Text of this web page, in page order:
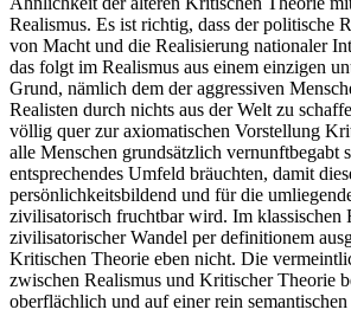
Realismus. Es ist richtig, dass der politische
von Macht und die Realisierung nationaler
das folgt im Realismus aus einem einzigen
Grund, nämlich dem der aggressiven
Realisten durch nichts aus der Welt zu
völlig quer zur axiomatischen Vorstellung
alle Menschen grundsätzlich vernunftbegabt
entsprechendes Umfeld bräuchten, damit
persönlichkeitsbildend und für die
zivilisatorisch fruchtbar wird. Im klassischen
zivilisatorischer Wandel per definitionem
Kritischen Theorie eben nicht. Die
zwischen Realismus und Kritischer Theorie
oberflächlich und auf einer rein semantischen